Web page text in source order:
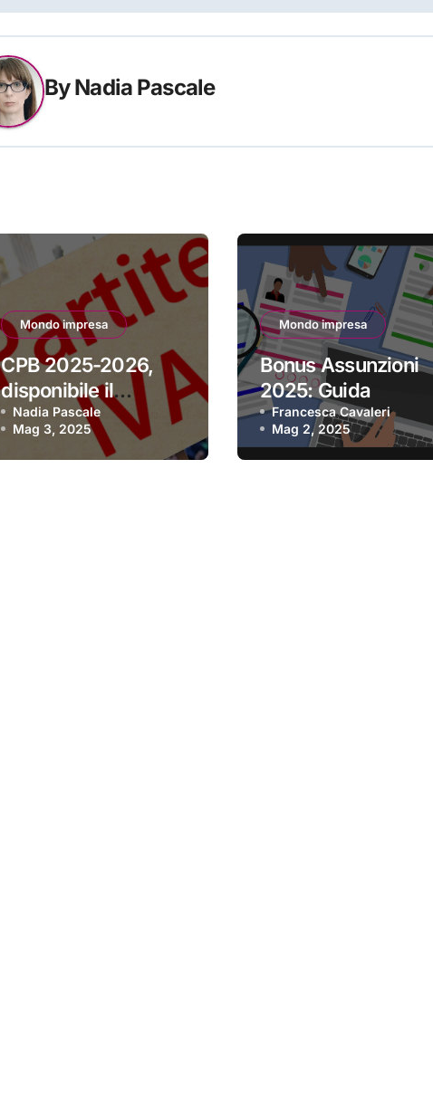
ByNadia Pascale
Mondo impresa
CPB 2025-2026,
disponibile il
software per aderire
Nadia Pascale
Mag 3, 2025
Mondo impresa
Bonus Assunzioni
2025: Guida
Completa alle
Agevolazioni per le
Imprese
Francesca Cavaleri
Mag 2, 2025